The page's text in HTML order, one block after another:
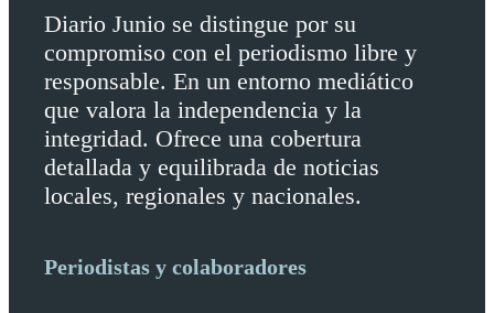
Diario Junio se distingue por su
compromiso con el periodismo libre y
responsable. En un entorno mediático
que valora la independencia y la
integridad. Ofrece una cobertura
detallada y equilibrada de noticias
locales, regionales y nacionales.
Periodistas y colaboradores